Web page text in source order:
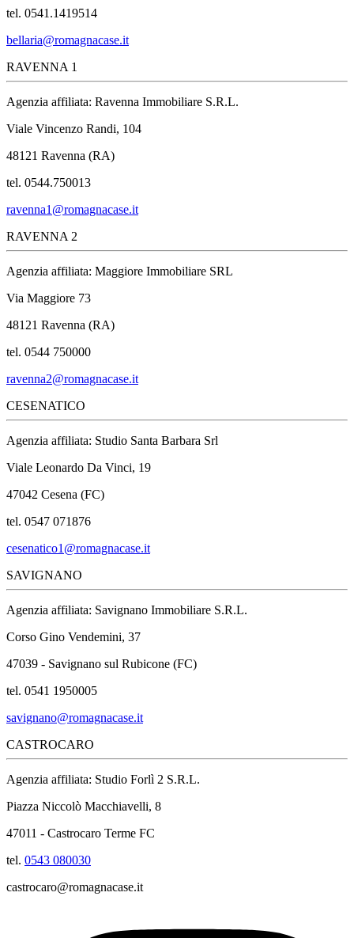
tel. 0541.1419514
bellaria@romagnacase.it
RAVENNA 1
Agenzia affiliata: Ravenna Immobiliare S.R.L.
Viale Vincenzo Randi, 104
48121 Ravenna (RA)
tel. 0544.750013
ravenna1@romagnacase.it
RAVENNA 2
Agenzia affiliata: Maggiore Immobiliare SRL
Via Maggiore 73
48121 Ravenna (RA)
tel. 0544 750000
ravenna2@romagnacase.it
CESENATICO
Agenzia affiliata: Studio Santa Barbara Srl
Viale Leonardo Da Vinci, 19
47042 Cesena (FC)
tel. 0547 071876
cesenatico1@romagnacase.it
SAVIGNANO
Agenzia affiliata: Savignano Immobiliare S.R.L.
Corso Gino Vendemini, 37
47039 - Savignano sul Rubicone (FC)
tel. 0541 1950005
savignano@romagnacase.it
CASTROCARO
Agenzia affiliata: Studio Forlì 2 S.R.L.
Piazza Niccolò Macchiavelli, 8
47011 - Castrocaro Terme FC
tel. 0543 080030
castrocaro@romagnacase.it